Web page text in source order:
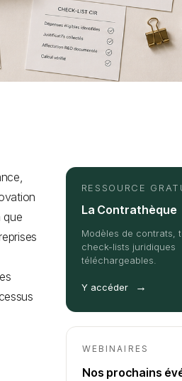
que
RESSOURCE
La Contrathèque
Modèles de contrats,
check-lists juridiques
téléchargeables.
Y accéder →
WEBINAIRES
Nos prochains